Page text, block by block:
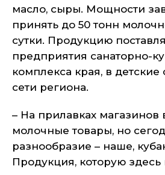
масло, сыры. Мощности
принять до 50 тонн
сутки. Продукцию
предприятия санаторно-
комплекса края, в
сети региона.
– На прилавках магазинов
молочные товары, но
разнообразие – наше,
Продукция, которую здесь